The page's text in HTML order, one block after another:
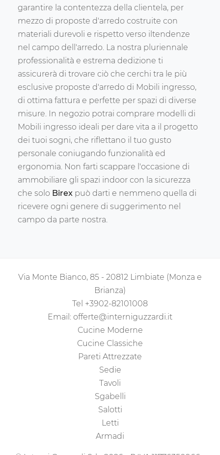
garantire la contentezza della clientela, per
mezzo di proposte d'arredo costruite con
materiali durevoli e rispetto verso iltendenze
nel campo dell'arredo. La nostra pluriennale
professionalità e estrema dedizione ti
assicurerà di trovare ciò che cerchi tra le più
esclusive proposte d'arredo di Mobili ingresso,
di ottima fattura e perfette per spazi di diverse
misure. In negozio potrai comprare modelli di
Mobili ingresso ideali per dare vita a il progetto
dei tuoi sogni, che riflettano il tuo gusto
personale coniugando funzionalità ed
ergonomia. Non farti scappare l'occasione di
ammobiliare gli spazi indoor con la sicurezza
che solo Birex può darti e nemmeno quella di
ricevere ogni genere di suggerimento nel
campo da parte nostra.
Via Monte Bianco, 85 - 20812 Limbiate (Monza e
Brianza)
Tel +3902-82101008
Email: offerte@interniguzzardi.it
Cucine Moderne
Cucine Classiche
Pareti Attrezzate
Sedie
Tavoli
Sgabelli
Salotti
Letti
Armadi